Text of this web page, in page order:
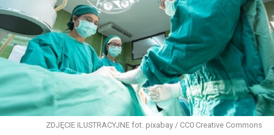
ZDJĘCIE ILUSTRACYJNE fot. pixabay / CC0 Creative Commons